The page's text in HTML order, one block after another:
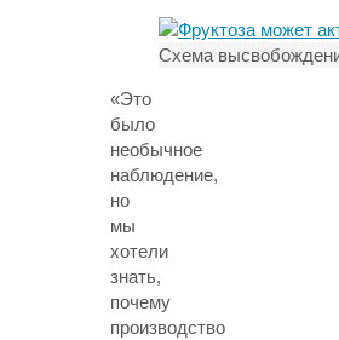
Схема
«Это
было
необычное
наблюдение,
но
мы
хотели
знать,
почему
производство